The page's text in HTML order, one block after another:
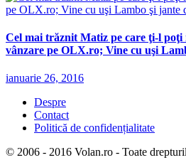
Cel mai trăznit Matiz pe care ţi-l poţi
vânzare pe OLX.ro; Vine cu uşi
ianuarie 26, 2016
Despre
Contact
Politică de confidențialitate
© 2006 - 2016 Volan.ro - Toate